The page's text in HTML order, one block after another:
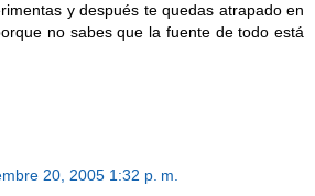
y después te quedas atrapado en
no sabes que la fuente de todo está
20, 2005 1:32 p. m.